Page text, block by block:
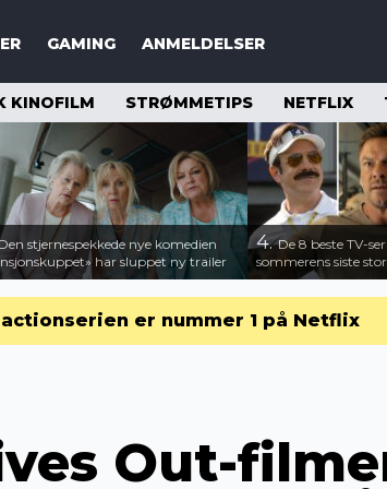
GAMING ANMELDELSER
KINOFILM STRØMMETIPS NETFLIX
Den stjernespekkede nye komedien
har sluppet ny trailer
4.De 8 beste TV-
sommerens siste
er nummer 1 på Netflix
Out-